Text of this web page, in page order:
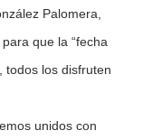
Palomera,
que la “fecha
todos los disfruten
unidos con